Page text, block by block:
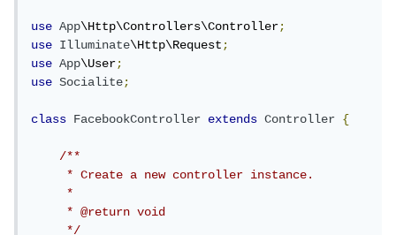
use App\Http\Controllers\Controller;
use
Illuminate\Http\Request;
use
App\User;
use
Socialite;
class FacebookController extends Controller {
/**
     * Create a new controller instance.
     *
     * @return void
     */